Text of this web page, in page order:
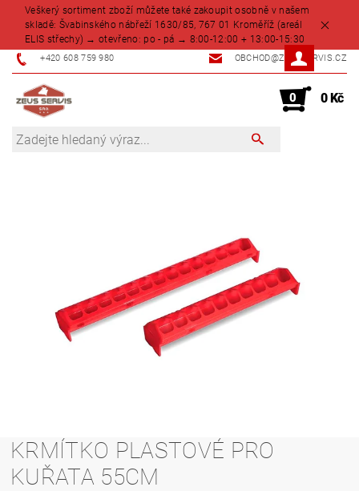
Veškerý sortiment zboží můžete také zakoupit osobně v našem
skladě: Švabinského nábřeží 1630/85, 767 01 Kroměříž (areál
ELIS střechy) → otevřeno: po - pá → 8:00-12:00 + 13:00-15:30
+420 608 759 980 OBCHOD@ZEUSSERVIS.CZ
0 0 Kč
KRMÍTKO PLASTOVÉ PRO
KUŘATA 55CM